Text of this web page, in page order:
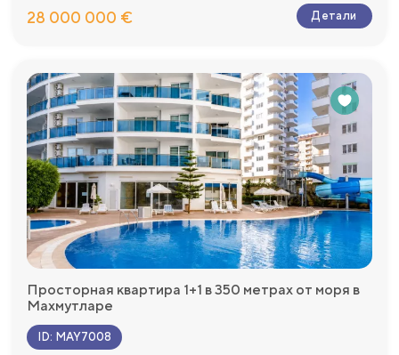
28 000 000 € Детали
Просторная квартира 1+1 в 350 метрах от моря в
Махмутларе
ID: MAY7008